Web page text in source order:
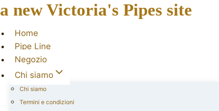
a new Victoria's Pipes site
Home
Pipe Line
Negozio
Chi siamo
Chi siamo
Termini e condizioni